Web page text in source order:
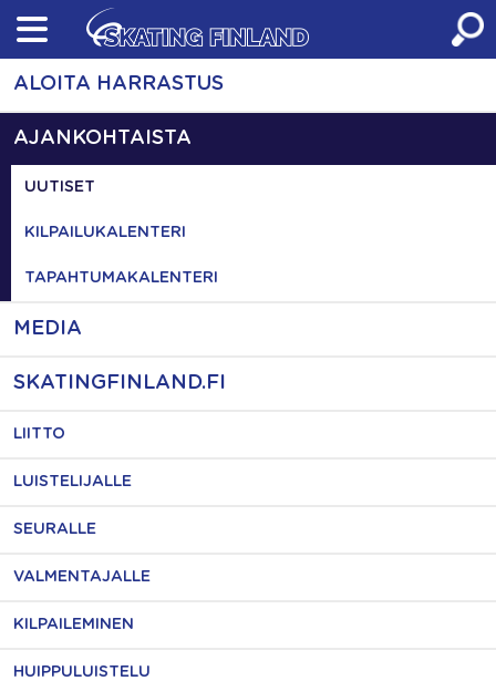
Skip
content
ALOITA HARRASTUS
AJANKOHTAISTA
UUTISET
KILPAILUKALENTERI
TAPAHTUMAKALENTERI
MEDIA
SKATINGFINLAND.FI
LIITTO
LUISTELIJALLE
SEURALLE
VALMENTAJALLE
KILPAILEMINEN
HUIPPULUISTELU